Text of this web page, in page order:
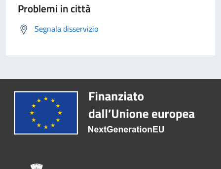
Problemi in città
Segnala disservizio